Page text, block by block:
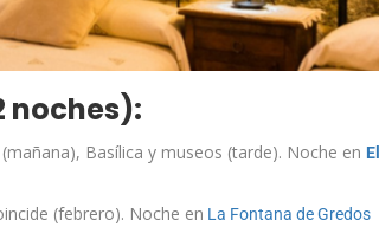
noches):
Basílica y museos (tarde). Noche en El
(febrero). Noche en La Fontana de Gredos